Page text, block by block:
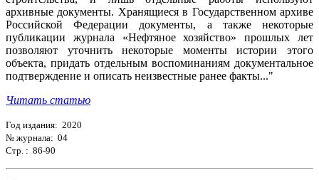
архивные документы. Хранящиеся в Государственном архиве
Российской Федерации документы, а также некоторые
публикации журнала «Нефтяное хозяйство» прошлых лет
позволяют уточнить некоторые моменты истории этого
объекта, придать отдельным воспоминаниям документальное
подтверждение и описать неизвестные ранее факты..."
Читать статью
Год издания: 2020
№ журнала: 04
Стр. : 86-90